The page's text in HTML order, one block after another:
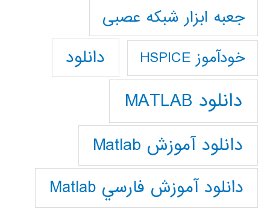
جعبه ابزار شبکه عصبی
خودآموز HSPICE دانلود
دانلود MATLAB
دانلود آموزش Matlab
دانلود آموزش فارسي Matlab